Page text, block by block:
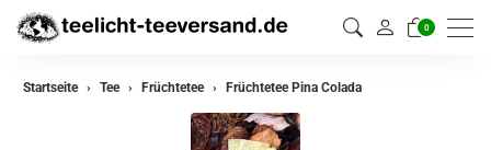
0
zurück
Startseite Tee Früchtetee Früchtetee Pina Colada